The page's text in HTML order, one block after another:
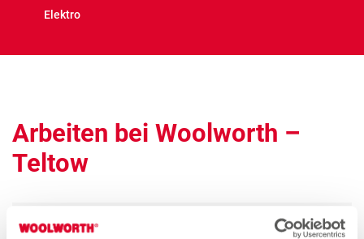
Elektro
Arbeiten bei Woolworth –
Teltow